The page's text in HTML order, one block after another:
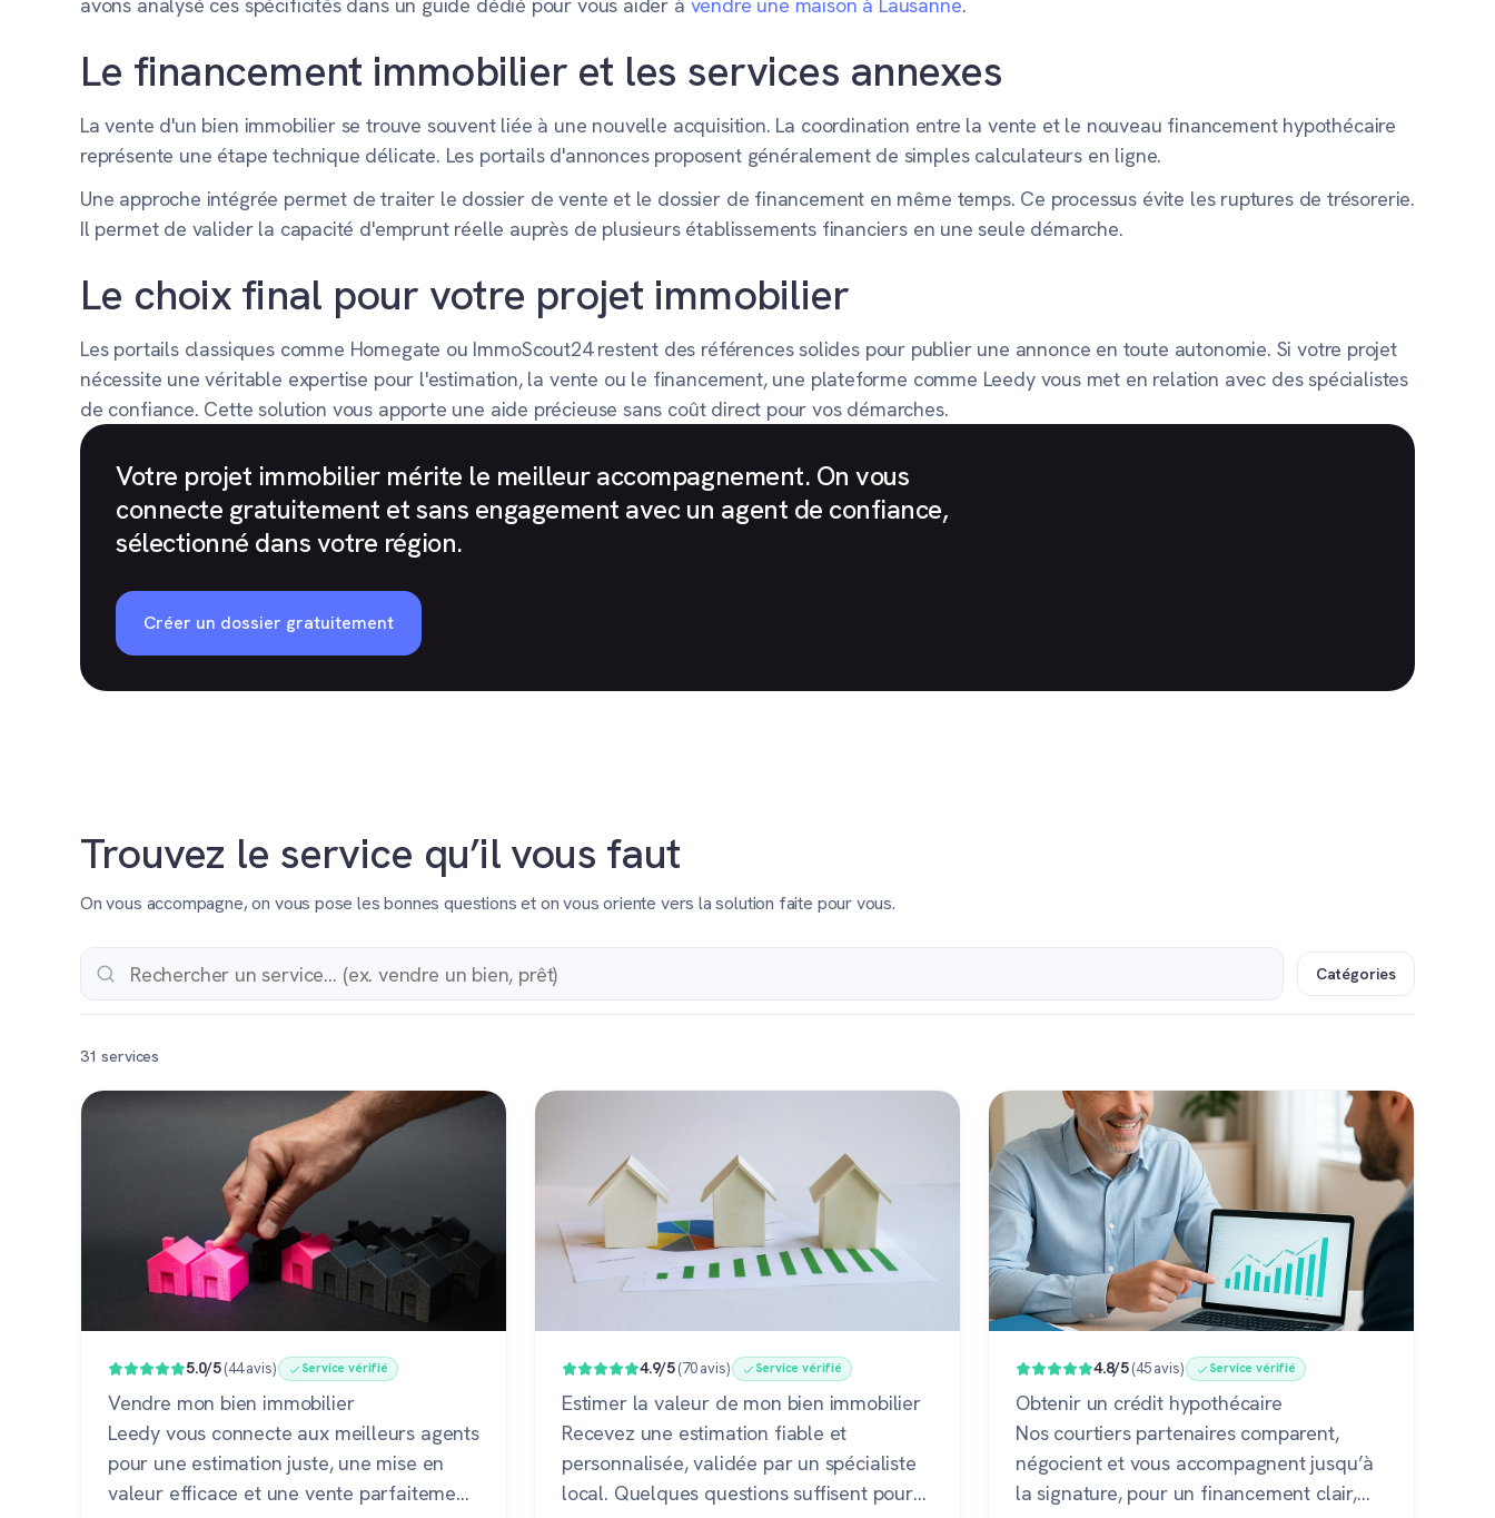
avons analysé ces spécificités dans un guide dédié pour vous aider à vendre une maison à Lausanne.
Le financement immobilier et les services annexes
La vente d'un bien immobilier se trouve souvent liée à une nouvelle acquisition. La coordination entre la vente et le nouveau financement hypothécaire
représente une étape technique délicate. Les portails d'annonces proposent généralement de simples calculateurs en ligne.
Une approche intégrée permet de traiter le dossier de vente et le dossier de financement en même temps. Ce processus évite les ruptures de trésorerie.
Il permet de valider la capacité d'emprunt réelle auprès de plusieurs établissements financiers en une seule démarche.
Le choix final pour votre projet immobilier
Les portails classiques comme Homegate ou ImmoScout24 restent des références solides pour publier une annonce en toute autonomie. Si votre projet
nécessite une véritable expertise pour l'estimation, la vente ou le financement, une plateforme comme Leedy vous met en relation avec des spécialistes
de confiance. Cette solution vous apporte une aide précieuse sans coût direct pour vos démarches.
Votre projet immobilier mérite le meilleur accompagnement. On vous
connecte gratuitement et sans engagement avec un agent de confiance,
sélectionné dans votre région.
Créer un dossier gratuitement
Trouvez le service qu’il vous faut
On vous accompagne, on vous pose les bonnes questions et on vous oriente vers la solution faite pour vous.
Catégories
31 services
Populaire
5.0/5(44 avis) Service vérifié
Vendre mon bien immobilier
Leedy vous connecte aux meilleurs agents
pour une estimation juste, une mise en
valeur efficace et une vente parfaitement
4.9/5(70 avis) Service vérifié
Estimer la valeur de mon bien immobilier
Recevez une estimation fiable et
personnalisée, validée par un spécialiste
local. Quelques questions suffisent pour
4.8/5(45 avis) Service vérifié
Obtenir un crédit hypothécaire
Nos courtiers partenaires comparent,
négocient et vous accompagnent jusqu’à
la signature, pour un financement clair,